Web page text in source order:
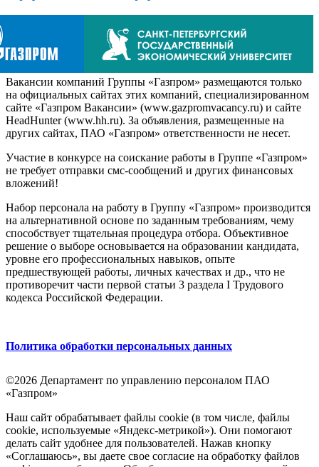
Вакансии компаний Группы «Газпром» размещаются только
на официальных сайтах этих компаний, специализированном
сайте «Газпром Вакансии» (www.gazpromvacancy.ru) и сайте
HeadHunter (www.hh.ru). За объявления, размещенные на
других сайтах, ПАО «Газпром» ответственности не несет.
Участие в конкурсе на соискание работы в Группе «Газпром»
не требует отправки смс-сообщений и других финансовых
вложений!
Набор персонала на работу в Группу «Газпром» производится
на альтернативной основе по заданным требованиям, чему
способствует тщательная процедура отбора. Объективное
решение о выборе основывается на образовании кандидата,
уровне его профессиональных навыков, опыте
предшествующей работы, личных качествах и др., что не
противоречит части первой статьи 3 раздела I Трудового
кодекса Российской Федерации.
Политика обработки персональных данных
©2026 Департамент по управлению персоналом ПАО
«Газпром»
Наш сайт обрабатывает файлы cookie (в том числе, файлы
cookie, используемые «Яндекс-метрикой»). Они помогают
делать сайт удобнее для пользователей. Нажав кнопку
«Соглашаюсь», вы даете свое согласие на обработку файлов